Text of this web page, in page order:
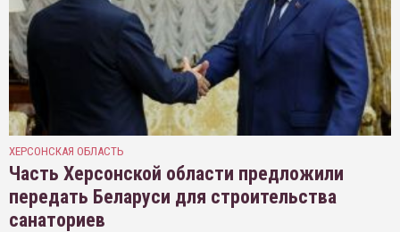
ХЕРСОНСКАЯ ОБЛАСТЬ
Часть Херсонской области предложили
передать Беларуси для строительства
санаториев